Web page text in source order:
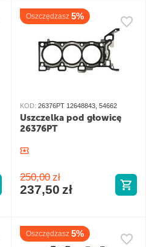
Oszczędzasz 5%
KOD: 26376PT 12648843, 54662
Uszczelka pod głowicę
26376PT
250,00 zł
237,50 zł
Oszczędzasz 5%